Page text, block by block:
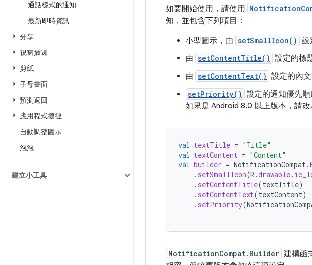
通話樣式的通知
最新即時資訊
分享
視窗插邊
剪紙
子母畫面
預測返回
應用程式捷徑
自動調整圖示
泡泡
建立小工具
如要開始使用，請使用
知，並包含下列項目：
小型圖示，由 setSmallIcon() 設
由 setContentTitle() 設定的標
由 setContentText() 設定的內文
setPriority() 設定的通知優先順
如果是 Android 8.0 以上版本，請
val textTitle = "Title"
val textContent = "Content"
val builder = NotificationCompat .
. setSmallIcon(R .drawable.
. setContentTitle(textTitle)
. setContentText(textContent)
. setPriority(
NotificationCompat.Builder 建構函